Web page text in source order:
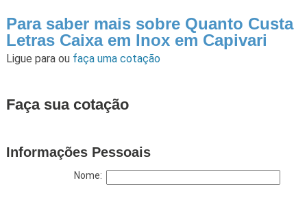
Para saber mais sobre Quanto Custa
Letras Caixa em Inox em Capivari
Ligue para ou faça uma cotação
Faça sua cotação
Informações Pessoais
Nome: